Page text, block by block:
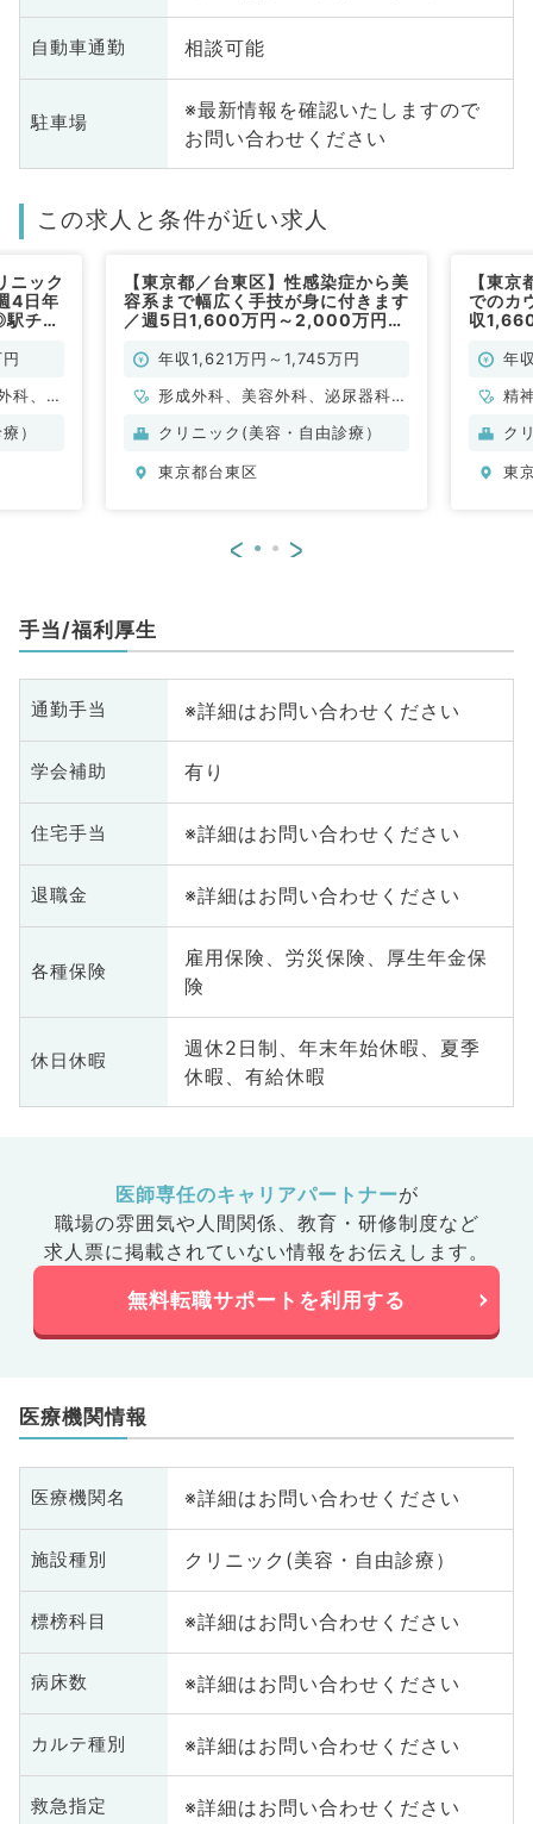
自動車通勤 相談可能
駐車場
※最新情報を確認いたしますので
お問い合わせください
この求人と条件が近い求人
ニック
4日年
チカ
科、心
人科、
）
【東京都／台東区】性感染症から美
容系まで幅広く手技が身に付きます
／週5日1,600万円～2,000万円◎
生もご応募可能です（科目不問／常
年収1,621万円～1,745万円
形成外科、美容外科、泌尿器科、
外科系全般、一般外科
クリニック(美容・自由診療）
東京都台東区
【東
でのカ
収
可能年
精
臓
呼
ク
東
< >
手当/福利厚生
通勤手当 ※詳細はお問い合わせください
学会補助 有り
住宅手当 ※詳細はお問い合わせください
退職金 ※詳細はお問い合わせください
各種保険
雇用保険、労災保険、厚生年金保
険
休日休暇
週休2日制、年末年始休暇、夏季
休暇、有給休暇
医師専任のキャリアパートナーが
職場の雰囲気や人間関係、 教育・研修制度など
求人票に掲載されていない情報をお伝えします。
無料転職サポートを利用する
医療機関情報
医療機関名 ※詳細はお問い合わせください
施設種別 クリニック(美容・自由診療）
標榜科目 ※詳細はお問い合わせください
病床数 ※詳細はお問い合わせください
カルテ種別 ※詳細はお問い合わせください
救急指定 ※詳細はお問い合わせください